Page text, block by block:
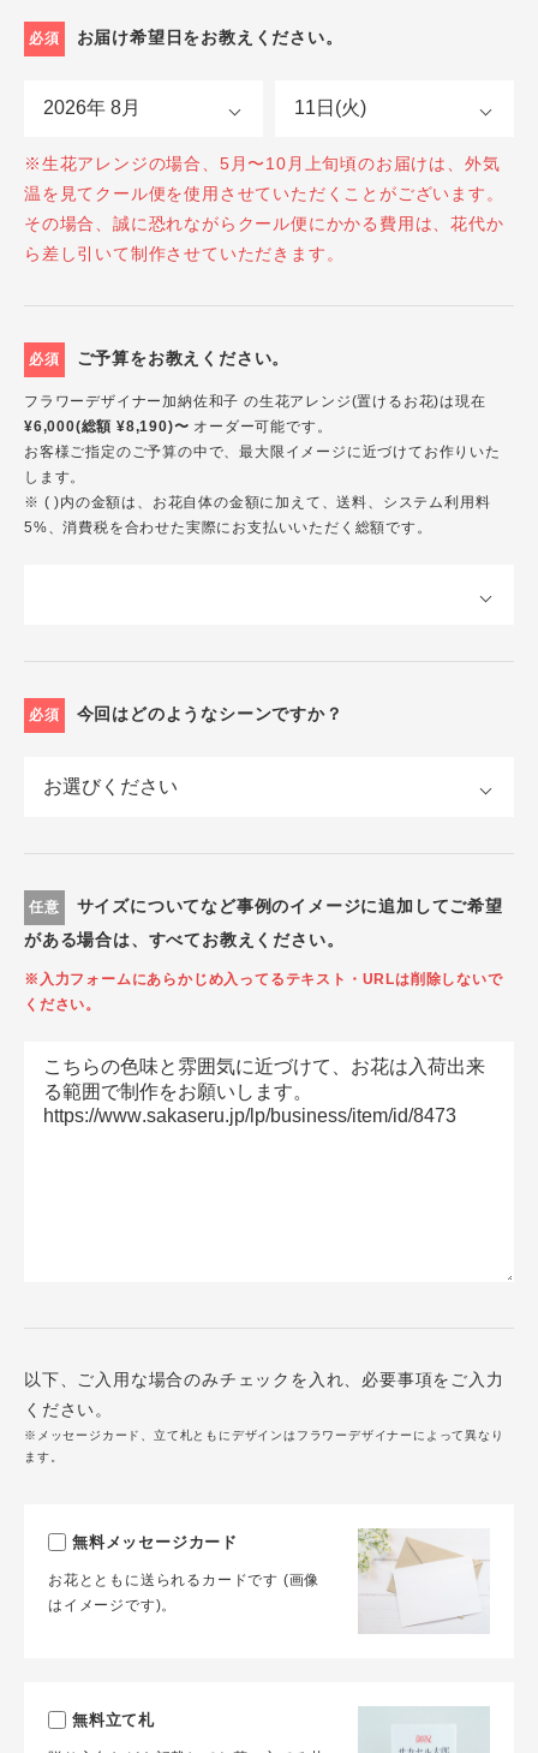
必須 お届け希望日をお教えください。
※生花アレンジの場合、5月〜10月上旬頃のお届けは、外気
温を見てクール便を使用させていただくことがございます。
その場合、誠に恐れながらクール便にかかる費用は、花代か
ら差し引いて制作させていただきます。
必須 ご予算をお教えください。
フラワーデザイナー加納佐和子 の生花アレンジ(置けるお花)は現在
¥6,000(総額 ¥8,190)〜 オーダー可能です。
お客様ご指定のご予算の中で、最大限イメージに近づけてお作りいた
します。
※ ( )内の金額は、お花自体の金額に加えて、送料、システム利用料
5%、消費税を合わせた実際にお支払いいただく総額です。
必須 今回はどのようなシーンですか？
任意
サイズについてなど事例のイメージに追加してご希望
がある場合は、すべてお教えください。
※入力フォームにあらかじめ入ってるテキスト・URLは削除しないで
ください。
以下、ご入用な場合のみチェックを入れ、必要事項をご入力
ください。
※メッセージカード、立て札ともにデザインはフラワーデザイナーによって異なり
ます。
無料メッセージカード
お花とともに送られるカードです (画像
はイメージです)。
無料立て札